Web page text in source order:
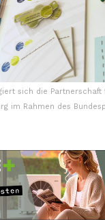
sich die
im Rahmen des